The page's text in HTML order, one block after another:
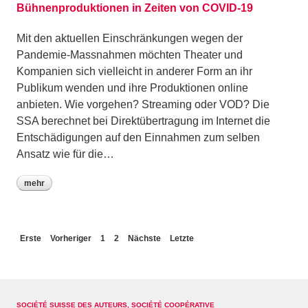
Bühnenproduktionen in Zeiten von COVID-19
Mit den aktuellen Einschränkungen wegen der
Pandemie-Massnahmen möchten Theater und
Kompanien sich vielleicht in anderer Form an ihr
Publikum wenden und ihre Produktionen online
anbieten. Wie vorgehen? Streaming oder VOD? Die
SSA berechnet bei Direktübertragung im Internet die
Entschädigungen auf den Einnahmen zum selben
Ansatz wie für die…
mehr
Erste Vorheriger 1 2 Nächste Letzte
SOCIÉTÉ SUISSE DES AUTEURS, SOCIÉTÉ COOPÉRATIVE